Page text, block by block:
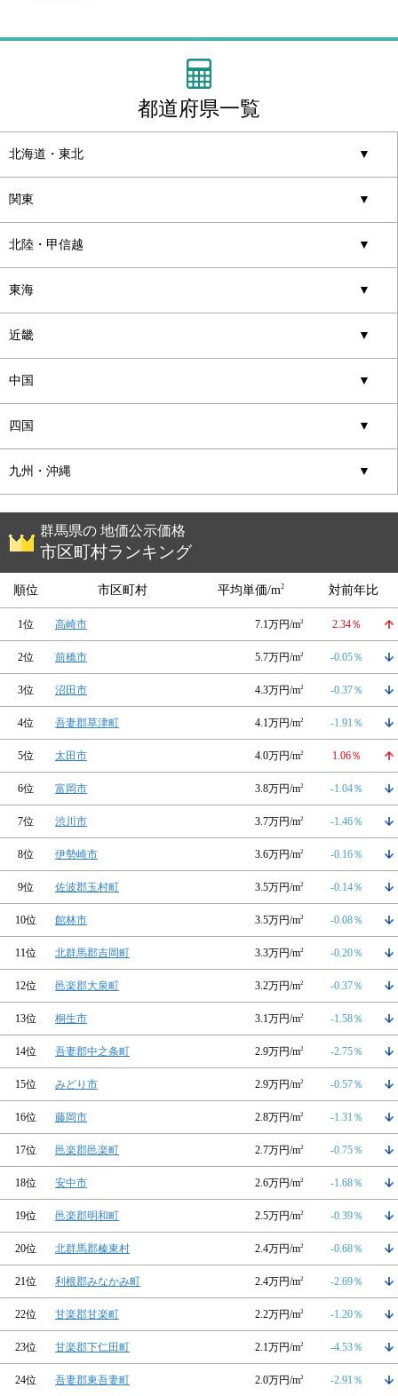
都道府県一覧
北海道・東北 ▼
関東 ▼
北陸・甲信越 ▼
東海 ▼
近畿 ▼
中国 ▼
四国 ▼
九州・沖縄 ▼
群馬県の 地価公示価格
市区町村ランキング
順位 市区町村 平均単価/m2 対前年比
1位 高崎市 7.1万円/m2 2.34％
2位 前橋市 5.7万円/m2 -0.05％
3位 沼田市 4.3万円/m2 -0.37％
4位 吾妻郡草津町 4.1万円/m2 -1.91％
5位 太田市 4.0万円/m2 1.06％
6位 富岡市 3.8万円/m2 -1.04％
7位 渋川市 3.7万円/m2 -1.46％
8位 伊勢崎市 3.6万円/m2 -0.16％
9位 佐波郡玉村町 3.5万円/m2 -0.14％
10位 館林市 3.5万円/m2 -0.08％
11位 北群馬郡吉岡町 3.3万円/m2 -0.20％
12位 邑楽郡大泉町 3.2万円/m2 -0.37％
13位 桐生市 3.1万円/m2 -1.58％
14位 吾妻郡中之条町 2.9万円/m2 -2.75％
15位 みどり市 2.9万円/m2 -0.57％
16位 藤岡市 2.8万円/m2 -1.31％
17位 邑楽郡邑楽町 2.7万円/m2 -0.75％
18位 安中市 2.6万円/m2 -1.68％
19位 邑楽郡明和町 2.5万円/m2 -0.39％
20位 北群馬郡榛東村 2.4万円/m2 -0.68％
21位 利根郡みなかみ町 2.4万円/m2 -2.69％
22位 甘楽郡甘楽町 2.2万円/m2 -1.20％
23位 甘楽郡下仁田町 2.1万円/m2 -4.53％
24位 吾妻郡東吾妻町 2.0万円/m2 -2.91％